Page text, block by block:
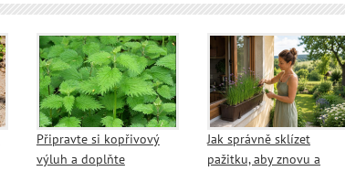
Připravte si kopřivový
výluh a doplňte
Jak správně sklízet
pažitku, aby znovu a